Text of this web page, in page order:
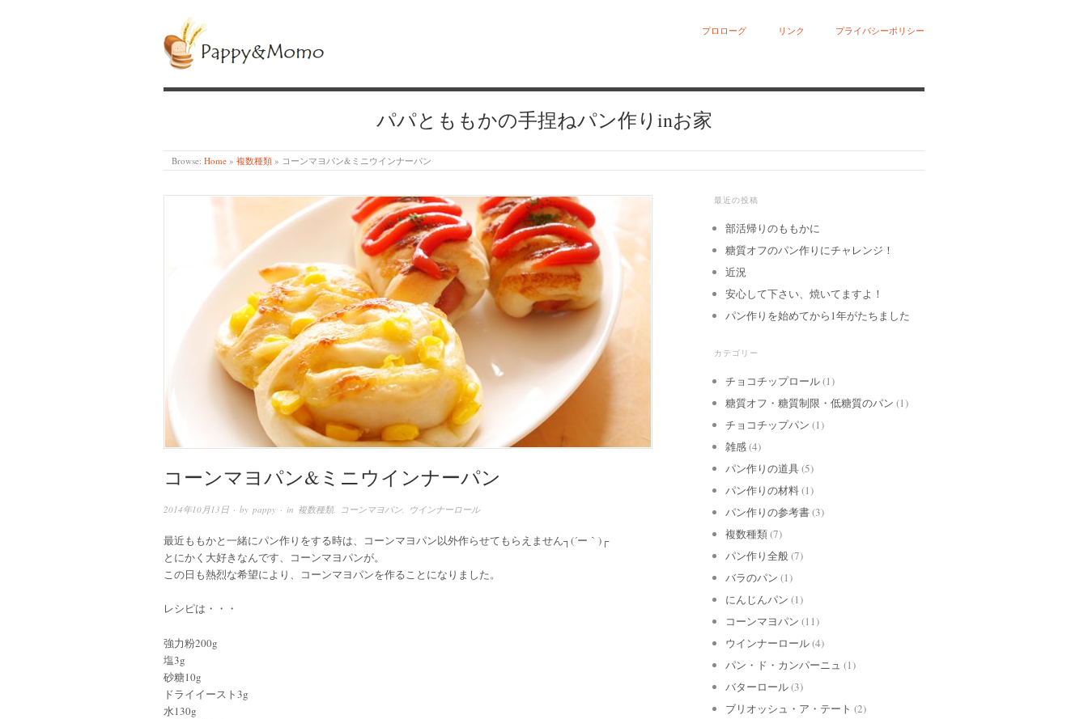
PAPPY&MOMO
プロローグ リンク プライバシーポリシー
パパとももかの手捏ねパン作りinお家
Browse: Home » 複数種類 » コーンマヨパン&ミニウインナーパン
コーンマヨパン&ミニウインナーパン
2014年10月13日 · by pappy · in 複数種類, コーンマヨパン, ウインナーロール
最近ももかと一緒にパン作りをする時は、コーンマヨパン以外作らせてもらえません┐(´ー｀)┌
とにかく大好きなんです、コーンマヨパンが。
この日も熱烈な希望により、コーンマヨパンを作ることになりました。
レシピは・・・
強力粉200g
塩3g
砂糖10g
ドライイースト3g
水130g
最近の投稿
部活帰りのももかに
糖質オフのパン作りにチャレンジ！
近況
安心して下さい、焼いてますよ！
パン作りを始めてから1年がたちました
カテゴリー
チョコチップロール(1)
糖質オフ・糖質制限・低糖質のパン (1)
チョコチップパン (1)
雑感(4)
パン作りの道具(5)
パン作りの材料(1)
パン作りの参考書(3)
複数種類(7)
パン作り全般 (7)
バラのパン (1)
にんじんパン (1)
コーンマヨパン (11)
ウインナーロール(4)
パン・ド・カンパーニュ (1)
バターロール(3)
ブリオッシュ・ア・テート (2)